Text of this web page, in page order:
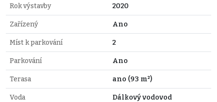
Rok výstavby 2020
Zařízený Ano
Míst k parkování 2
Parkování Ano
Terasa ano (93 m²)
Voda Dálkový vodovod